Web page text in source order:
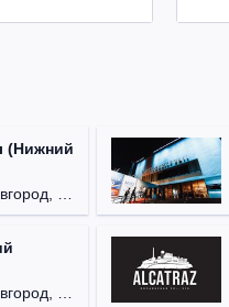
(Нижний
д. 1.
д. 12.